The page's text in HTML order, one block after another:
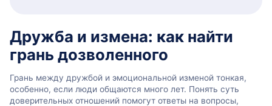
Дружба и измена: как найти
грань дозволенного
Грань между дружбой и эмоциональной изменой тонкая,
особенно, если люди общаются много лет. Понять суть
доверительных отношений помогут ответы на вопросы,